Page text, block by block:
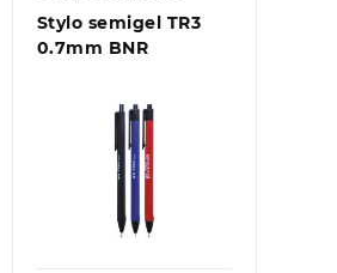
Stylo semigel TR3
0.7mm BNR
Aperçu